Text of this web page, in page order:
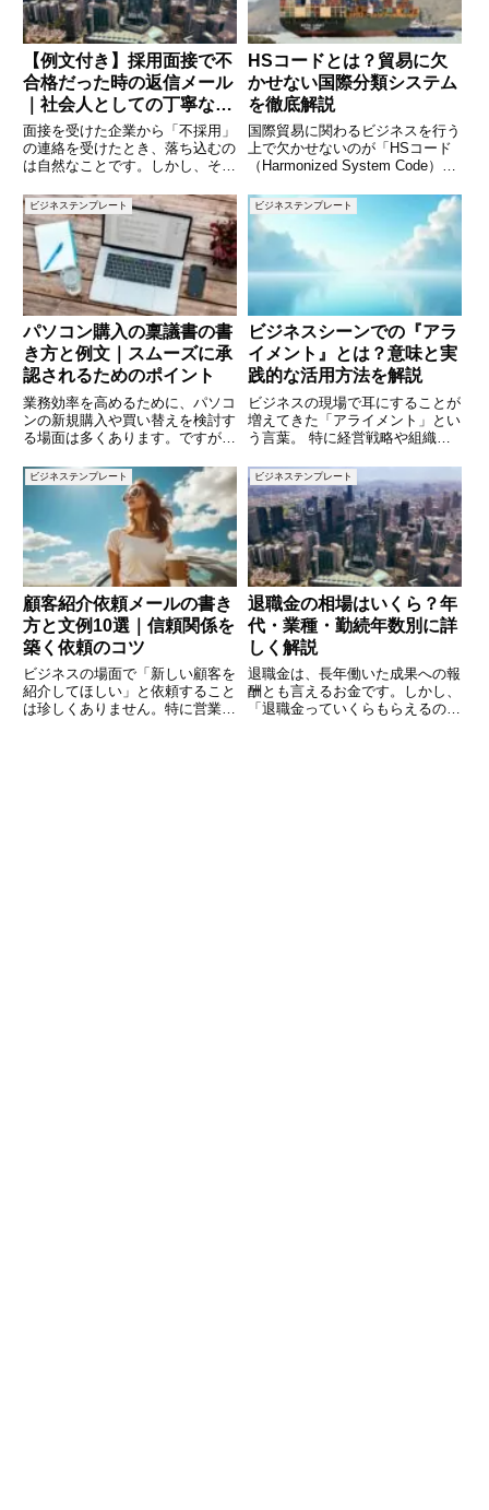
【例文付き】採用面接で不
合格だった時の返信メール
｜社会人としての丁寧な対
応術
面接を受けた企業から「不採用」
の連絡を受けたとき、落ち込むの
は自然なことです。しかし、そこ
送ることで、あなたの印象は大き
く変わります。「不合格なのに返
信なんて必要あるの？」と疑問に
思うかもしれませんが、誠実な姿
HSコードとは？貿易に欠
かせない国際分類システム
を徹底解説
国際貿易に関わるビジネスを行う
上で欠かせないのが「HSコード
（Harmonized System Code）」
商品の種類を識別するための国際
的な分類コードで、関税計算や輸
出入手続きにおいて重要な役割を
果たします
ビジネステンプレート
パソコン購入の稟議書の書
き方と例文｜スムーズに承
認されるためのポイント
業務効率を高めるために、パソコ
ンの新規購入や買い替えを検討す
る場面は多くあります。ですが、
して承認を得る必要があります。
特にパソコンは単価も高く、慎重
な審査が求められるため、説得力
のある稟議書の作成が重要です。
ビジネステンプレート
ビジネスシーンでの『アラ
イメント』とは？意味と実
践的な活用方法を解説
ビジネスの現場で耳にすることが
増えてきた「アライメント」とい
う言葉。 特に経営戦略や組織マ
繁に使われていますが、具体的に
はどのような意味を持ち、どのよ
うに活用すれば良いのでしょう
か？ 本記事では、ビジネスシー
ン
ビジネステンプレート
顧客紹介依頼メールの書き
方と文例10選｜信頼関係を
築く依頼のコツ
ビジネスの場面で「新しい顧客を
紹介してほしい」と依頼すること
は珍しくありません。特に営業職
ビジネステンプレート
退職金の相場はいくら？年
代・業種・勤続年数別に詳
しく解説
退職金は、長年働いた成果への報
酬とも言えるお金です。しかし、
「退職金っていくらもらえるのが